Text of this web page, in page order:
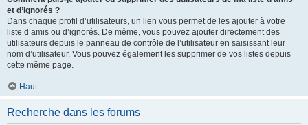
et d’ignorés ?
Dans chaque profil d’utilisateurs, un lien vous permet de les ajouter à votre
liste d’amis ou d’ignorés. De même, vous pouvez ajouter directement des
utilisateurs depuis le panneau de contrôle de l’utilisateur en saisissant leur
nom d’utilisateur. Vous pouvez également les supprimer de vos listes depuis
cette même page.
Haut
Recherche dans les forums